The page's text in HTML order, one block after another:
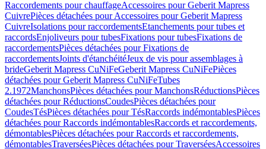
Raccordements pour chauffageAccessoires pour Geberit Mapress
CuivrePièces détachées pour Accessoires pour Geberit Mapress
CuivreIsolations pour raccordementsEtanchements pour tubes et
raccordsEnjoliveurs pour tubesFixations pour tubesFixations de
raccordementsPièces détachées pour Fixations de
raccordementsJoints d'étanchéitéJeux de vis pour assemblages à
brideGeberit Mapress CuNiFeGeberit Mapress CuNiFePièces
détachées pour Geberit Mapress CuNiFeTubes
2.1972ManchonsPièces détachées pour ManchonsRéductionsPièces
détachées pour RéductionsCoudesPièces détachées pour
CoudesTésPièces détachées pour TésRaccords indémontablesPièces
détachées pour Raccords indémontablesRaccords et raccordements,
démontablesPièces détachées pour Raccords et raccordements,
démontablesTraverséesPièces détachées pour TraverséesAccessoires